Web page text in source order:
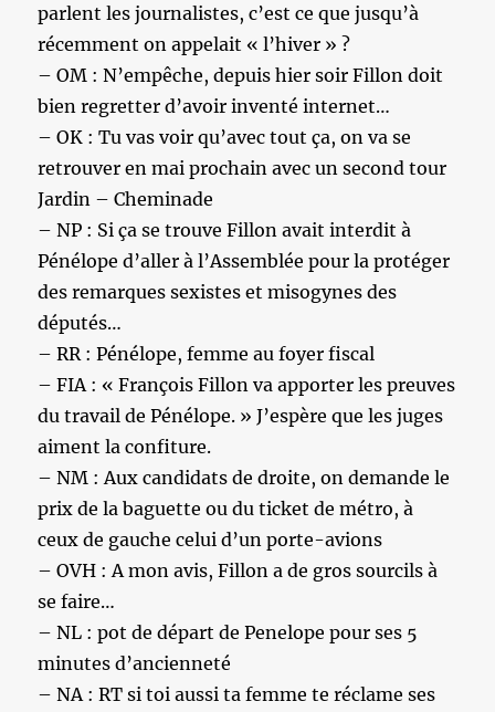
parlent les journalistes, c’est ce que jusqu’à
récemment on appelait « l’hiver » ?
– OM : N’empêche, depuis hier soir Fillon doit
bien regretter d’avoir inventé internet…
– OK : Tu vas voir qu’avec tout ça, on va se
retrouver en mai prochain avec un second tour
Jardin – Cheminade
– NP : Si ça se trouve Fillon avait interdit à
Pénélope d’aller à l’Assemblée pour la protéger
des remarques sexistes et misogynes des
députés…
– RR : Pénélope, femme au foyer fiscal
– FIA : « François Fillon va apporter les preuves
du travail de Pénélope. » J’espère que les juges
aiment la confiture.
– NM : Aux candidats de droite, on demande le
prix de la baguette ou du ticket de métro, à
ceux de gauche celui d’un porte-avions
– OVH : A mon avis, Fillon a de gros sourcils à
se faire…
– NL : pot de départ de Penelope pour ses 5
minutes d’ancienneté
– NA : RT si toi aussi ta femme te réclame ses